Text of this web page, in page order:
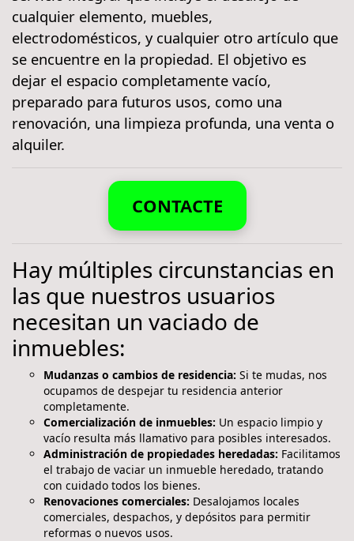
cualquier elemento, muebles,
electrodomésticos, y cualquier otro artículo que
se encuentre en la propiedad. El objetivo es
dejar el espacio completamente vacío,
preparado para futuros usos, como una
renovación, una limpieza profunda, una venta o
alquiler.
CONTACTE
Hay múltiples circunstancias en
las que nuestros usuarios
necesitan un vaciado de
inmuebles:
Mudanzas o cambios de residencia: Si te mudas, nos
ocupamos de despejar tu residencia anterior
completamente.
Comercialización de inmuebles: Un espacio limpio y
vacío resulta más llamativo para posibles interesados.
Administración de propiedades heredadas: Facilitamos
el trabajo de vaciar un inmueble heredado, tratando
con cuidado todos los bienes.
Renovaciones comerciales: Desalojamos locales
comerciales, despachos, y depósitos para permitir
reformas o nuevos usos.